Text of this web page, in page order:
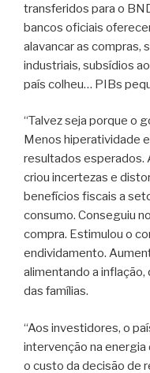
transferidos para o
bancos oficiais
alavancar as compras,
industriais, subsídios
país colheu… PIBs
“Talvez seja porque o
Menos hiperatividade
resultados esperados.
criou incertezas e
benefícios fiscais a
consumo. Conseguiu
compra. Estimulou o
endividamento.
alimentando a
das famílias.
“Aos investidores, o
intervenção na
o custo da decisão de